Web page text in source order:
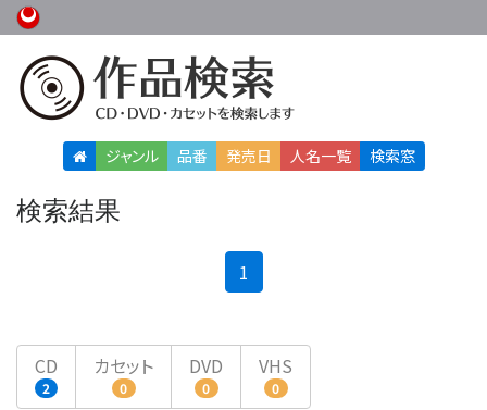
ジャンル 品番 発売日 人名一覧 検索窓
検索結果
1
CD
2
カセット
0
DVD
0
VHS
0